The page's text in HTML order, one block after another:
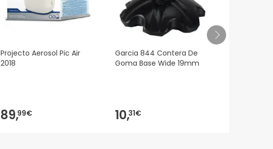
Projecto Aerosol Pic Air
2018
89,99€
Garcia 844 Contera De
Goma Base Wide 19mm
10,31€